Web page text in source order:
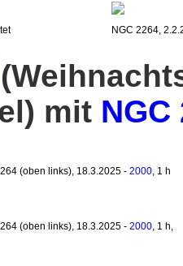
NGC 2264,
mit NGC
(oben links), 18.3.2025 - 2000, 1 h
(oben links), 18.3.2025 - 2000, 1 h,